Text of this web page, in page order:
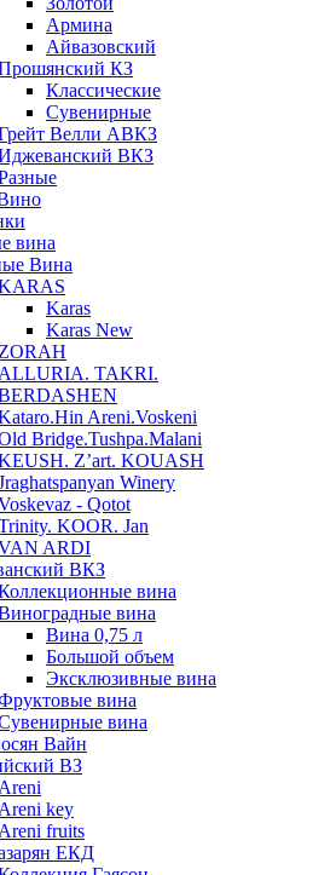
Армина
Айвазовский
КЗ
Классические
Сувенирные
Велли АВКЗ
ВКЗ
вина
Вина
Karas
Karas New
ZORAH
ALLURIA. TAKRI.
Areni.Voskeni
Bridge.Tushpa.Malani
Z’art. KOUASH
Winery
- Qotot
KOOR. Jan
ARDI
ВКЗ
вина
вина
Вина 0,75 л
Большой объем
Эксклюзивные вина
вина
вина
Вайн
ВЗ
Areni
Areni key
Areni fruits
ЕКД